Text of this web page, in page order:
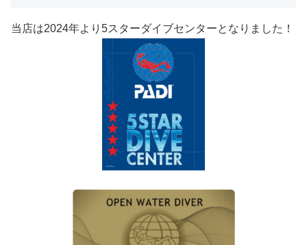
当店は2024年より5スターダイブセンターとなりました！